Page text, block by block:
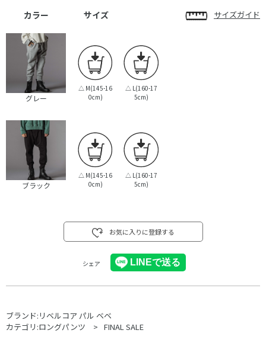
カラー サイズ サイズガイド
グレー
△ M(145-16
0cm)
△ L(160-17
5cm)
ブラック
△ M(145-16
0cm)
△ L(160-17
5cm)
お気に入りに登録する
シェア
ブランド: リベルコア パル ベベ
カテゴリ:ロングパンツ FINAL SALE